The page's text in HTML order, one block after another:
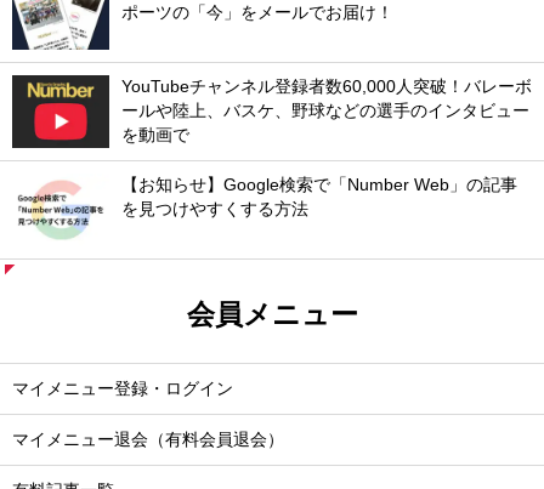
ポーツの「今」をメールでお届け！
YouTubeチャンネル登録者数60,000人突破！バレーボ
ールや陸上、バスケ、野球などの選手のインタビュー
を動画で
【お知らせ】Google検索で「Number Web」の記事
を見つけやすくする方法
会員メニュー
マイメニュー登録・ログイン
マイメニュー退会（有料会員退会）